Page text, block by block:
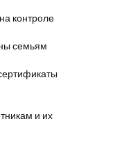
контроле
семьям
и их